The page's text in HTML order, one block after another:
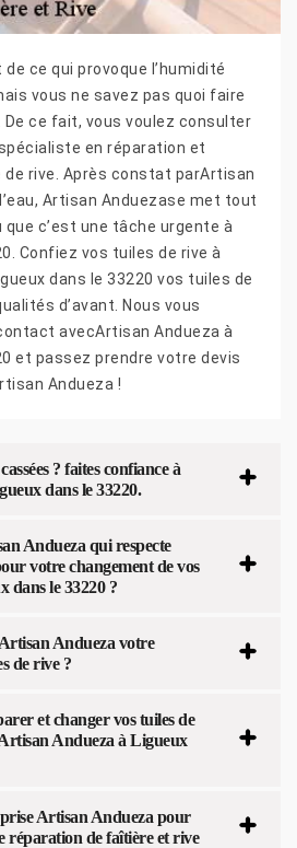
ce qui provoque l’humidité
vous ne savez pas quoi faire
ce fait, vous voulez consulter
en réparation et
rive. Après constat parArtisan
Artisan Anduezase met tout
c’est une tâche urgente à
Confiez vos tuiles de rive à
dans le 33220 vos tuiles de
d’avant. Nous vous
avecArtisan Andueza à
et passez prendre votre devis
Andueza !
? faites confiance à
dans le 33220.
Andueza qui respecte
votre changement de vos
dans le 33220 ?
Andueza votre
de rive ?
et changer vos tuiles de
Andueza à Ligueux
Artisan Andueza pour
réparation de faîtière et rive